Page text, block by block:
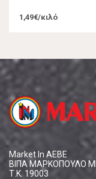
1,49€/κιλό
Market In ΑΕΒΕ
ΒΙΠΑ ΜΑΡΚΟΠΟΥΛΟ
Τ.Κ. 19003